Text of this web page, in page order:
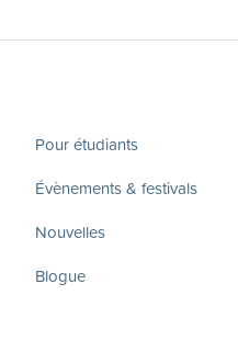
Pour étudiants
Évènements & festivals
Nouvelles
Blogue